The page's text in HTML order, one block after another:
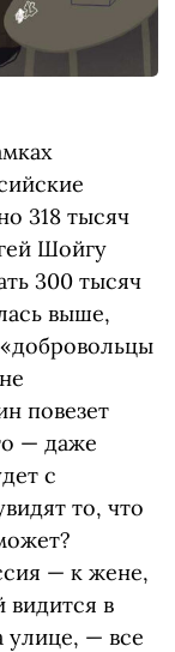
318 тысяч
Шойгу
300 тысяч
выше,
повезет
— даже
с
то, что
— к жене,
видится в
улице, — все